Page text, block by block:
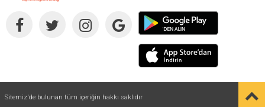
Sitemiz'de bulunan tüm içeriğin hakkı saklıdır